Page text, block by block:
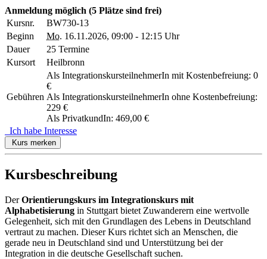
Anmeldung möglich (5 Plätze sind frei)
Kursnr.
BW730-13
Beginn
Mo. 16.11.2026, 09:00 - 12:15 Uhr
Dauer
25 Termine
Kursort
Heilbronn
Gebühren
Als IntegrationskursteilnehmerIn mit Kostenbefreiung: 0
€
Als IntegrationskursteilnehmerIn ohne Kostenbefreiung:
229 €
Als PrivatkundIn: 469,00 €
Ich habe Interesse
Kurs merken
Kursbeschreibung
DerOrientierungskurs im Integrationskurs mit
Alphabetisierung in Stuttgart bietet Zuwanderern eine wertvolle
Gelegenheit, sich mit den Grundlagen des Lebens in Deutschland
vertraut zu machen. Dieser Kurs richtet sich an Menschen, die
gerade neu in Deutschland sind und Unterstützung bei der
Integration in die deutsche Gesellschaft suchen.